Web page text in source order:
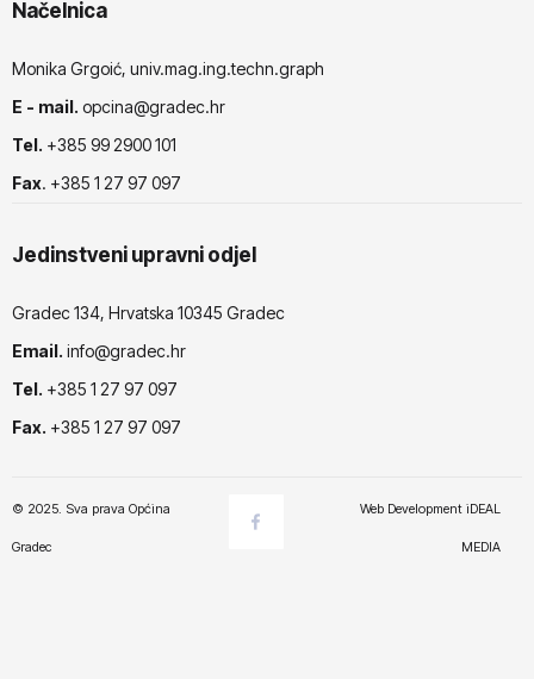
Načelnica
Monika Grgoić, univ.mag.ing.techn.graph
E - mail. opcina@gradec.hr
Tel. +385 99 2900 101
Fax. +385 1 27 97 097
Jedinstveni upravni odjel
Gradec 134, Hrvatska 10345 Gradec
Email. info@gradec.hr
Tel. +385 1 27 97 097
Fax. +385 1 27 97 097
© 2025. Sva prava Općina
Gradec
Web Development iDEAL
MEDIA